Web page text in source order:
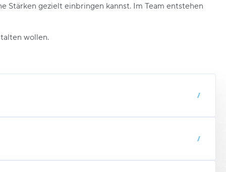
Stärken gezielt einbringen kannst. Im Team entstehen
wollen.